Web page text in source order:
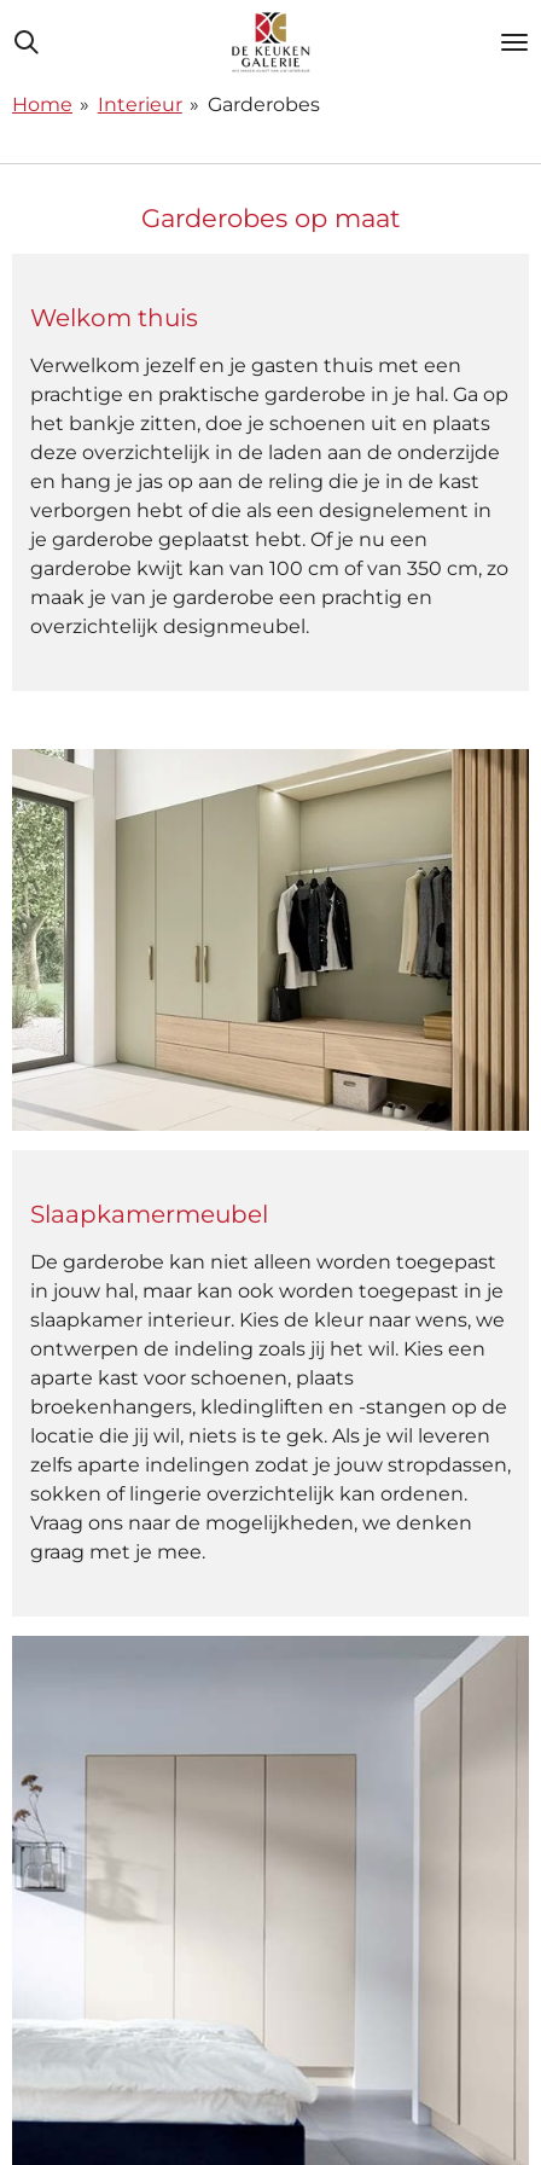
direct
de
Home » Interieur » Garderobes
Garderobes op maat
Welkom thuis
Verwelkom jezelf en je gasten thuis met een
prachtige en praktische garderobe in je hal. Ga op
het bankje zitten, doe je schoenen uit en plaats
deze overzichtelijk in de laden aan de onderzijde
en hang je jas op aan de reling die je in de kast
verborgen hebt of die als een designelement in
je garderobe geplaatst hebt. Of je nu een
garderobe kwijt kan van 100 cm of van 350 cm, zo
maak je van je garderobe een prachtig en
overzichtelijk designmeubel.
Slaapkamermeubel
De garderobe kan niet alleen worden toegepast
in jouw hal, maar kan ook worden toegepast in je
slaapkamer interieur. Kies de kleur naar wens, we
ontwerpen de indeling zoals jij het wil. Kies een
aparte kast voor schoenen, plaats
broekenhangers, kledingliften en -stangen op de
locatie die jij wil, niets is te gek. Als je wil leveren
zelfs aparte indelingen zodat je jouw stropdassen,
sokken of lingerie overzichtelijk kan ordenen.
Vraag ons naar de mogelijkheden, we denken
graag met je mee.